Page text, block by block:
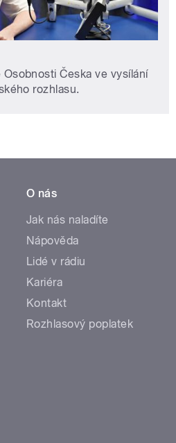
Česka ve vysílání
rozhlasu.
O nás
Jak nás naladíte
Nápověda
Lidé v rádiu
Kariéra
Kontakt
Rozhlasový poplatek